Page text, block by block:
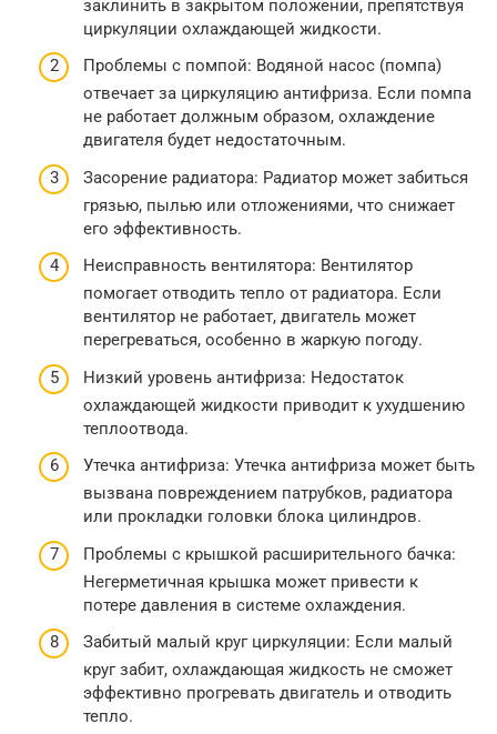
заклинить в закрытом положении, препятствуя
циркуляции охлаждающей жидкости.
Проблемы с помпой: Водяной насос (помпа)
отвечает за циркуляцию антифриза. Если помпа
не работает должным образом, охлаждение
двигателя будет недостаточным.
Засорение радиатора: Радиатор может забиться
грязью, пылью или отложениями, что снижает
его эффективность.
Неисправность вентилятора: Вентилятор
помогает отводить тепло от радиатора. Если
вентилятор не работает, двигатель может
перегреваться, особенно в жаркую погоду.
Низкий уровень антифриза: Недостаток
охлаждающей жидкости приводит к ухудшению
теплоотвода.
Утечка антифриза: Утечка антифриза может быть
вызвана повреждением патрубков, радиатора
или прокладки головки блока цилиндров.
Проблемы с крышкой расширительного бачка:
Негерметичная крышка может привести к
потере давления в системе охлаждения.
Забитый малый круг циркуляции: Если малый
круг забит, охлаждающая жидкость не сможет
эффективно прогревать двигатель и отводить
тепло.